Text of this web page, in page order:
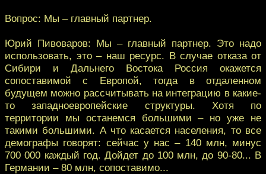
Вопрос: Мы – главный партнер.
Юрий Пивоваров: Мы – главный партнер. Это надо
использовать, это – наш ресурс. В случае отказа от
Сибири и Дальнего Востока Россия окажется
сопоставимой с Европой, тогда в отдаленном
будущем можно рассчитывать на интеграцию в какие-
то западноевропейские структуры. Хотя по
территории мы останемся большими – но уже не
такими большими. А что касается населения, то все
демографы говорят: сейчас у нас – 140 млн, минус
700 000 каждый год. Дойдет до 100 млн, до 90-80... В
Германии – 80 млн, сопоставимо...